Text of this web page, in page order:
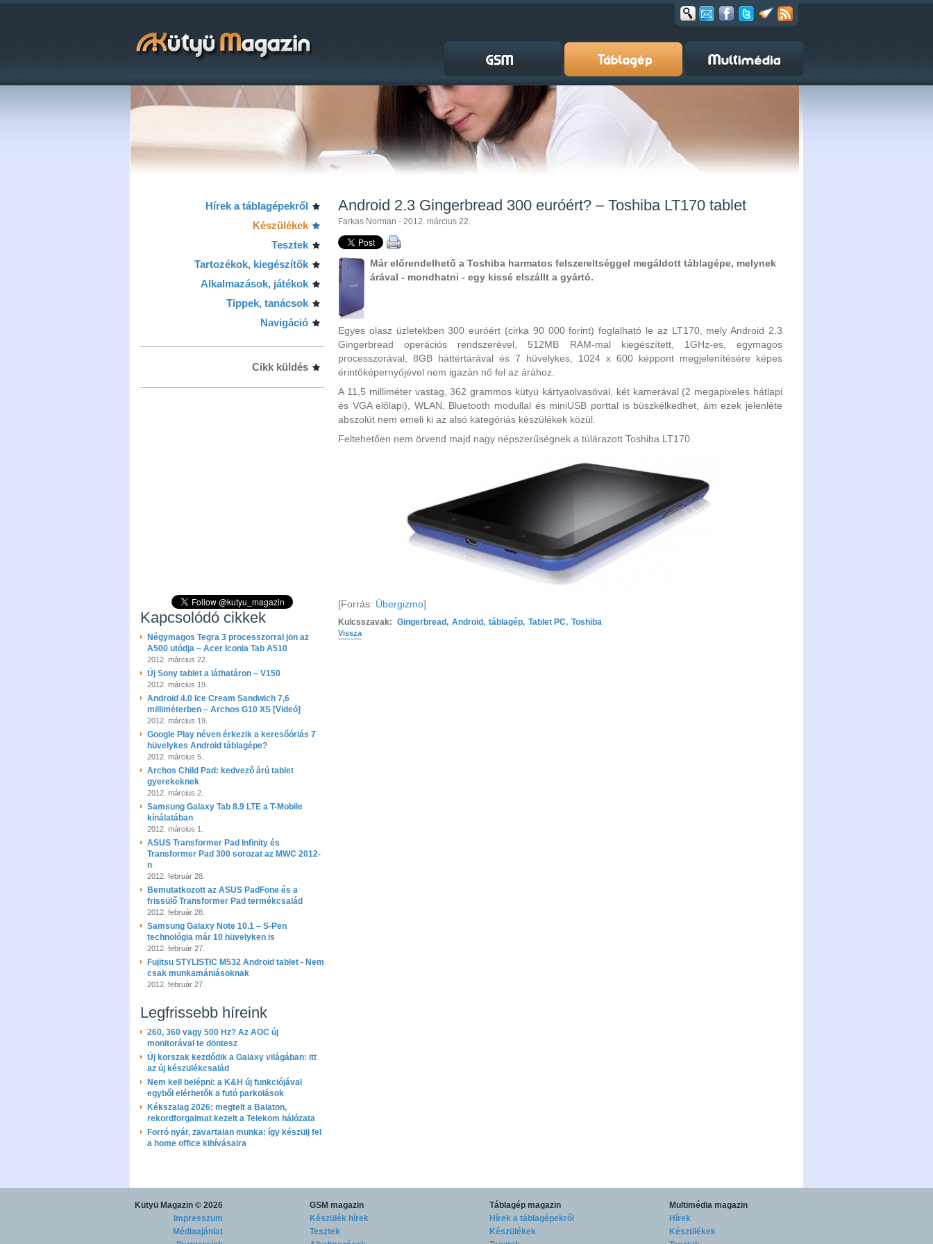
Hírek a táblagépekről
Készülékek
Tesztek
Tartozékok, kiegészítők
Alkalmazások, játékok
Tippek, tanácsok
Navigáció
Cikk küldés
Kapcsolódó cikkek
Négymagos Tegra 3 processzorral jön az
A500 utódja – Acer Iconia Tab A510
2012. március 22.
Új Sony tablet a láthatáron – V150
2012. március 19.
Android 4.0 Ice Cream Sandwich 7,6
milliméterben – Archos G10 XS [Videó]
2012. március 19.
Google Play néven érkezik a keresőóriás 7
hüvelykes Android táblagépe?
2012. március 5.
Archos Child Pad: kedvező árú tablet
gyerekeknek
2012. március 2.
Samsung Galaxy Tab 8.9 LTE a T-Mobile
kínálatában
2012. március 1.
ASUS Transformer Pad Infinity és
Transformer Pad 300 sorozat az MWC 2012-
n
2012. február 28.
Bemutatkozott az ASUS PadFone és a
frissülő Transformer Pad termékcsalád
2012. február 28.
Samsung Galaxy Note 10.1 – S-Pen
technológia már 10 hüvelyken is
2012. február 27.
Fujitsu STYLISTIC M532 Android tablet - Nem
csak munkamániásoknak
2012. február 27.
Legfrissebb híreink
260, 360 vagy 500 Hz? Az AOC új
monitorával te döntesz
Új korszak kezdődik a Galaxy világában: itt
az új készülékcsalád
Nem kell belépni: a K&H új funkciójával
egyből elérhetők a futó parkolások
Kékszalag 2026: megtelt a Balaton,
rekordforgalmat kezelt a Telekom hálózata
Forró nyár, zavartalan munka: így készülj fel
a home office kihívásaira
Android 2.3 Gingerbread 300 euróért? – Toshiba LT170 tablet
Farkas Norman - 2012. március 22.
Már előrendelhető a Toshiba harmatos felszereltséggel megáldott táblagépe, melynek
árával - mondhatni - egy kissé elszállt a gyártó.
Egyes olasz üzletekben 300 euróért (cirka 90 000 forint) foglalható le az LT170, mely Android 2.3
Gingerbread operációs rendszerével, 512MB RAM-mal kiegészített, 1GHz-es, egymagos
processzorával, 8GB háttértárával és 7 hüvelykes, 1024 x 600 képpont megjelenítésére képes
érintőképernyőjével nem igazán nő fel az árához.
A 11,5 milliméter vastag, 362 grammos kütyü kártyaolvasóval, két kamerával (2 megapixeles hátlapi
és VGA előlapi), WLAN, Bluetooth modullal és miniUSB porttal is büszkélkedhet, ám ezek jelenléte
abszolút nem emeli ki az alsó kategóriás készülékek közül.
Feltehetően nem örvend majd nagy népszerűségnek a túlárazott Toshiba LT170.
[Forrás: Übergizmo]
Kulcsszavak: Gingerbread, Android, táblagép, Tablet PC, Toshiba
Vissza
Kütyü Magazin © 2026
Impresszum
Médiaajánlat
GSM magazin
Készülék hírek
Tesztek
Táblagép magazin
Hírek a táblagépekről
Készülékek
Multimédia magazin
Hírek
Készülékek